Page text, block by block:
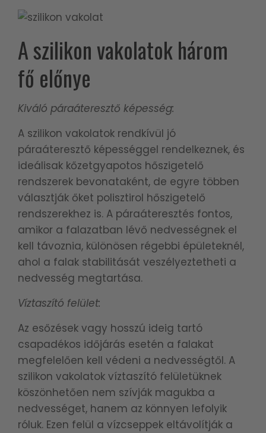
A szilikon vakolatok három
fő előnye
Kiváló páraáteresztő képesség:
A szilikon vakolatok rendkívül jó
páraáteresztő képességgel rendelkeznek, és
ideálisak kőzetgyapotos hőszigetelő
rendszerek bevonataként, de egyre többen
választják őket polisztirol hőszigetelő
rendszerekhez is. A páraáteresztés fontos,
amikor a falazatban lévő nedvességnek el
kell távoznia, különösen régebbi épületeknél,
ahol a falak stabilitását veszélyeztetheti a
nedvesség megtartása.
Víztaszító felület:
Az esőzések vagy hosszú ideig tartó
csapadékos időjárás esetén a falakat
megfelelően kell védeni a nedvességtől. A
szilikon vakolatok víztaszító felületüknek
köszönhetően nem szívják magukba a
nedvességet, hanem az könnyen lefolyik
róluk. Ezen felül a vízcseppek eltávolítják a